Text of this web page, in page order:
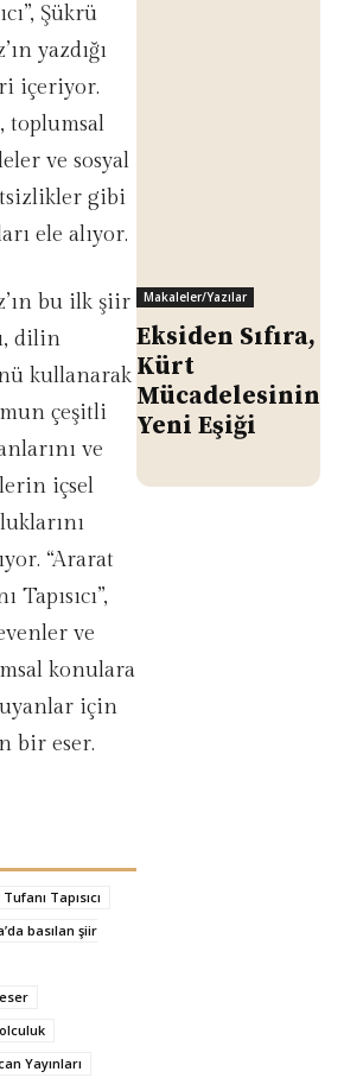
Şükrü
yazdığı
içeriyor.
toplumsal
ve sosyal
gibi
ele alıyor.
bu ilk şiir
dilin
kullanarak
çeşitli
ve
içsel
“Ararat
Tapısıcı”,
ve
konulara
için
bir eser.
Tapısıcı
basılan şiir
Yayınları
Makaleler/Yazılar
Eksiden Sıfıra,
Kürt
Mücadelesinin
Yeni Eşiği